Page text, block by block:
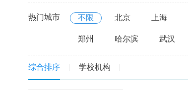
热门城市 不限 北京 上海
郑州 哈尔滨 武汉
综合排序 学校机构